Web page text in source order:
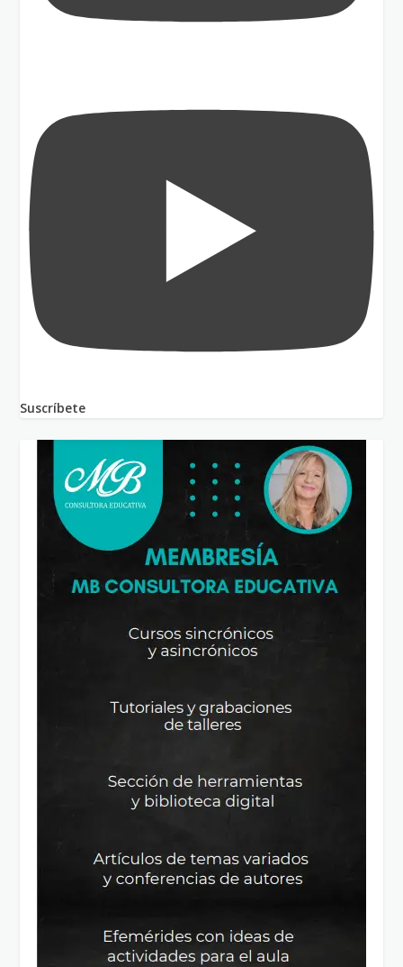
Suscríbete